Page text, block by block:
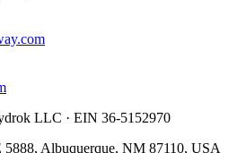
LLC · EIN 36-5152970
5888, Albuquerque, NM 87110, USA